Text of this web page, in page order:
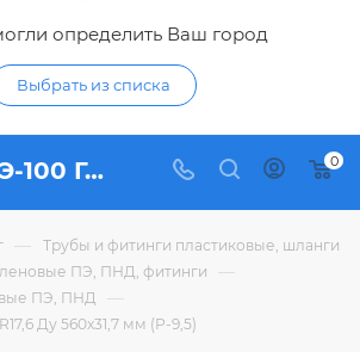
определить Ваш город
Выбрать из списка
Труба ПЭ-100 ГАЗ SDR17,6 Ду 560х31,7 мм (Р-9,5) - купить по цене в интернет-магазине Гидропромтехника с доставкой в Курске 0
— Трубы и фитинги пластиковые, шланги
ПЭ, ПНД, фитинги —
ПЭ, ПНД —
Ду 560х31,7 мм (Р-9,5)